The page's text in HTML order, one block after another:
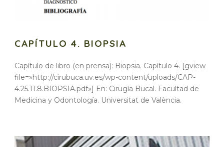
CAPÍTULO 4. BIOPSIA
Capítulo de libro (en prensa): Biopsia. Capítulo 4. [gview
file=»http://cirubuca.uv.es/wp-content/uploads/CAP-
4.25.11.8.BIOPSIA.pdf»] En: Cirugía Bucal. Facultad de
Medicina y Odontología. Universitat de València.